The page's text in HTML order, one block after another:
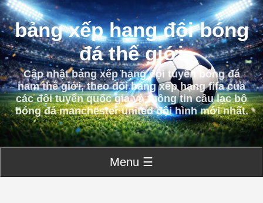
bảng xếp hạng đội bóng
đá thế giới
Cập nhật bảng xếp hạng đội tuyển bóng đá
nam thế giới, theo dõi bảng xếp hạng fifa của
các đội tuyển quốc gia và thông tin câu lạc bộ
bóng đá manchester united đội hình mới nhất.
Menu ☰